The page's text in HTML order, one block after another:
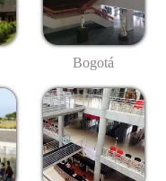
Bogotá